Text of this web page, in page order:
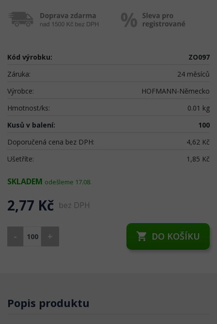
Kód výrobku:
ZO097
Záruka:
24 měsíců
Výrobce:
HOFMANN-Německo
Hmotnost/ks:
0.01 kg
Kusů v balení:
100
Doporučená cena bez DPH:
4,62 Kč
Ušetříte:
1,85 Kč
SKLADEM odešleme 17.08.
2,77 Kč bez DPH
- + shopping_cart DO KOŠÍKU
Popis produktu